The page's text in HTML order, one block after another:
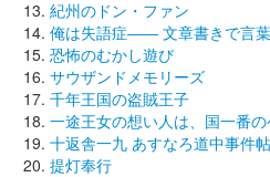
紀州のドン・ファン
俺は失語症―― 文章書きで言
恐怖のむかし遊び
サウザンドメモリーズ
千年王国の盗賊王子
一途王女の想い人は、国一番
十返舎一九 あすなろ道中事件帖
提灯奉行